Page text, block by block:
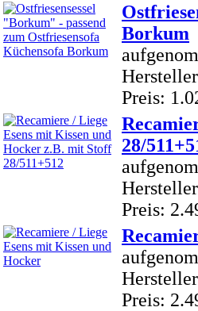
Borkum
Preis:
28/
Preis:
Preis: